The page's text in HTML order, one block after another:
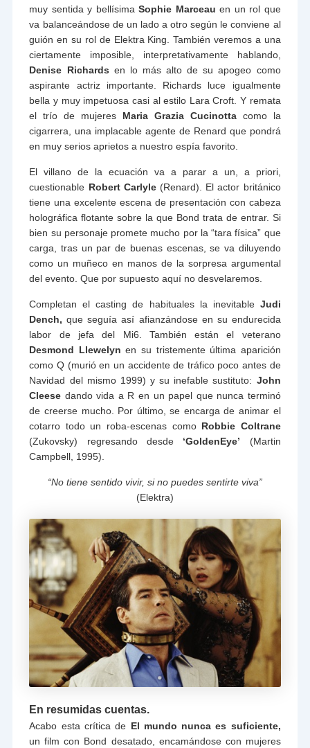
muy sentida y bellísimaSophie Marceau en un rol que
va balanceándose de un lado a otro según le conviene al
guión en su rol de Elektra King. También veremos a una
ciertamente imposible, interpretativamente hablando,
Denise Richards en lo más alto de su apogeo como
aspirante actriz importante. Richards luce igualmente
bella y muy impetuosa casi al estilo Lara Croft. Y remata
el trío de mujeres Maria Grazia Cucinottacomo la
cigarrera, una implacable agente de Renard que pondrá
en muy serios aprietos a nuestro espía favorito.
El villano de la ecuación va a parar a un, a priori,
cuestionable Robert Carlyle(Renard). El actor británico
tiene una excelente escena de presentación con cabeza
holográfica flotante sobre la que Bond trata de entrar. Si
bien su personaje promete mucho por la “tara física” que
carga, tras un par de buenas escenas, se va diluyendo
como un muñeco en manos de la sorpresa argumental
del evento. Que por supuesto aquí no desvelaremos.
Completan el casting de habituales la inevitable Judi
Dench, que seguía así afianzándose en su endurecida
labor de jefa del Mi6. También están el veterano
Desmond Llewelyn en su tristemente última aparición
como Q (murió en un accidente de tráfico poco antes de
Navidad del mismo 1999) y su inefable sustituto: John
Cleese dando vida a R en un papel que nunca terminó
de creerse mucho. Por último, se encarga de animar el
cotarro todo un roba-escenas como Robbie Coltrane
(Zukovsky) regresando desde ‘GoldenEye’ (Martin
Campbell, 1995).
“No tiene sentido vivir, si no puedes sentirte viva”
(Elektra)
En resumidas cuentas.
Acabo esta crítica de El mundo nunca es suficiente,
un film con Bond desatado, encamándose con mujeres